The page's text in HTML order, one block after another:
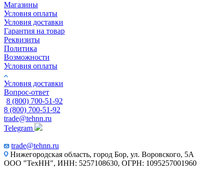
Магазины
Условия оплаты
Условия доставки
Гарантия на товар
Реквизиты
Политика
Возможности
Условия оплаты
Условия доставки
Вопрос-ответ
8 (800) 700-51-92
8 (800) 700-51-92
trade@tehnn.ru
Telegram
trade@tehnn.ru
Нижегородская область, город Бор, ул. Воровского, 5А
ООО "ТехНН", ИНН: 5257108630, ОГРН: 1095257001960